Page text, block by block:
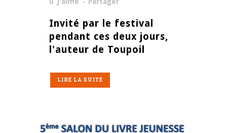
Invité par le festival
pendant ces deux jours,
l'auteur de Toupoil
LIRE LA SUITE